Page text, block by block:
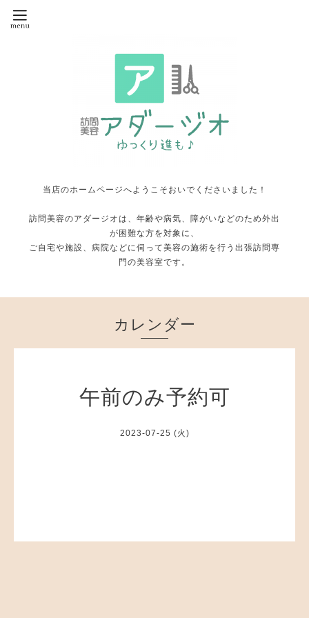
当店のホームページへようこそおいでくださいました！
訪問美容のアダージオは、年齢や病気、障がいなどのため外出
が困難な方を対象に、
ご自宅や施設、病院などに伺って美容の施術を行う出張訪問専
門の美容室です。
カレンダー
午前のみ予約可
2023-07-25 (火)